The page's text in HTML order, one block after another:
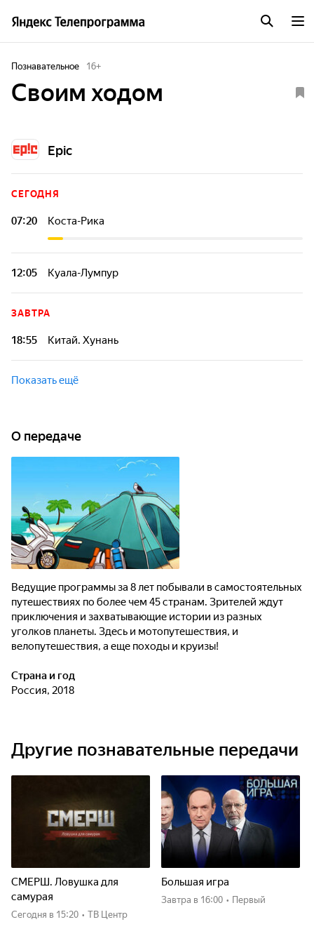
Познавательное 16+
Своим ходом
Epic
СЕГОДНЯ
07:20 Коста-Рика
Программа приглашает вас отправиться в захватывающее
путешествие по разным странам мира. Каждый выпуск
программы будет погружать вас в культуру, историю и
уникальную атмосферу новых мест!
12:05 Куала-Лумпур
Программа приглашает вас отправиться в захватывающее
программы будет погружать вас в культуру, историю и
ЗАВТРА
18:55 Китай. Хунань
Ведущие Виталик и Лиза отправляются в провинцию
Хунань, чтобы без помощи турфирм исследовать родину
малой народности мяо, увидеть парящие горы Аватара и
Показать ещё
О передаче
Ведущие программы за 8 лет побывали в самостоятельных
путешествиях по более чем 45 странам. Зрителей ждут
приключения и захватывающие истории из разных
уголков планеты. Здесь и мотопутешествия, и
велопутешествия, а еще походы и круизы!
Страна и год
Россия, 2018
Другие познавательные передачи
СМЕРШ. Ловушка для
самурая
Сегодня в 15:20 • ТВ Центр
Большая игра
Завтра в 16:00 • Первый